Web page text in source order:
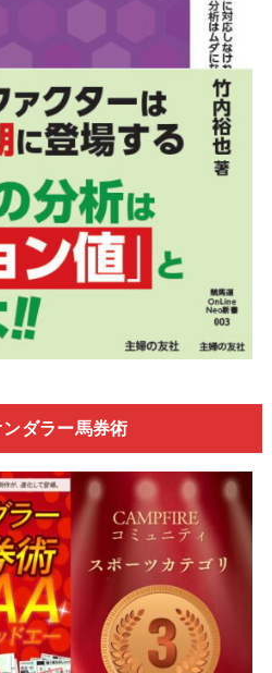
ダラー馬券術